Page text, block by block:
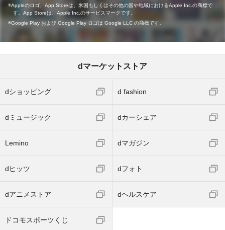
Appleのロゴ、App Storeは、米国もしくはその他の国や地域におけるApple Inc.の商標で
す。App Storeは、Apple Inc.のサービスマークです。
Google Play および Google Play ロゴは Google LLC の商標です。
dマーケットストア
dショッピング d fashion
dミュージック dカーシェア
Lemino dマガジン
dヒッツ dフォト
dアニメストア dヘルスケア
ドコモスポーツくじ